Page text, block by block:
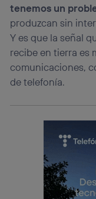
tenemos un
produzcan sin
Y es que la señal
recibe en tierra es
comunicaciones,
de telefonía.